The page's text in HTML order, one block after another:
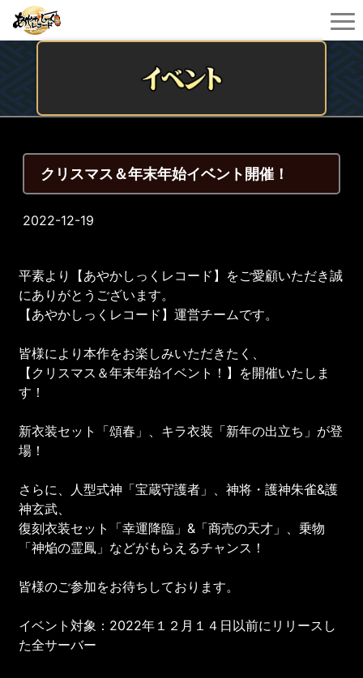
クリスマス＆年末年始イベント開催！
2022-12-19
平素より【あやかしっくレコード】をご愛顧いただき誠
にありがとうございます。
【あやかしっくレコード】運営チームです。
皆様により本作をお楽しみいただきたく、
【クリスマス＆年末年始イベント！】を開催いたしま
す！
新衣装セット「頌春」、キラ衣装「新年の出立ち」が登
場！
さらに、人型式神「宝蔵守護者」、神将・護神朱雀&護
神玄武、
復刻衣装セット「幸運降臨」&「商売の天才」、乗物
「神焔の霊鳳」などがもらえるチャンス！
皆様のご参加をお待ちしております。
イベント対象：2022年１２月１４日以前にリリースし
た全サーバー